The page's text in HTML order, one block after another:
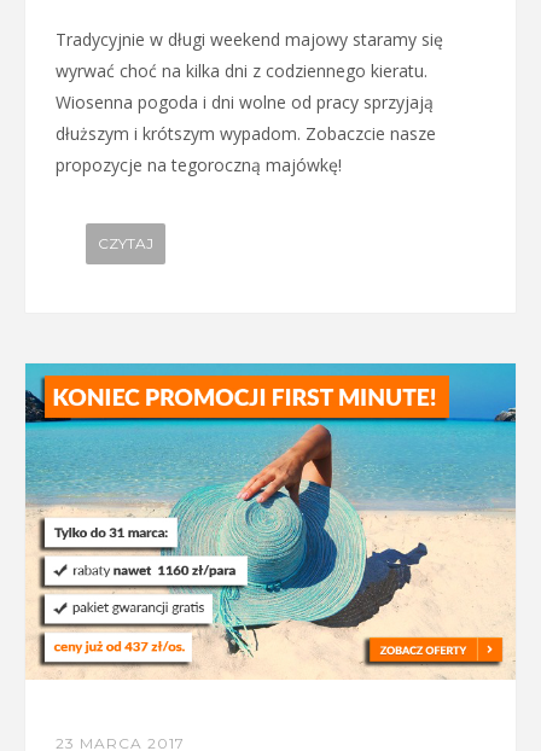
Tradycyjnie w długi weekend majowy staramy się
wyrwać choć na kilka dni z codziennego kieratu.
Wiosenna pogoda i dni wolne od pracy sprzyjają
dłuższym i krótszym wypadom. Zobaczcie nasze
propozycje na tegoroczną majówkę!
CZYTAJ
23 MARCA 2017